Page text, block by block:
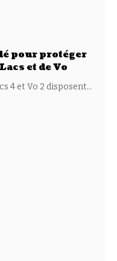
pour protéger
et de Vo
4 et Vo 2 disposent…